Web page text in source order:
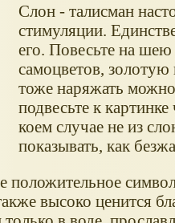
Слон - талисман
стимуляции.
его. Повесьте на
самоцветов,
тоже наряжать
подвесьте к
коем случае не из
показывать, как
высоко ценится